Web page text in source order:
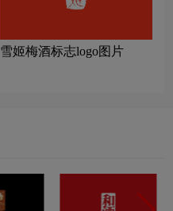
雪姬梅酒标志logo图片